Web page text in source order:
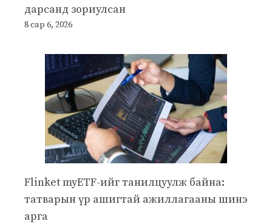
дарсанд зориулсан
8 сар 6, 2026
Flinket myETF-ийг танилцуулж байна:
татварын үр ашигтай ажиллагааны шинэ
арга